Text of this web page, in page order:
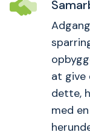
at give
dette,
med